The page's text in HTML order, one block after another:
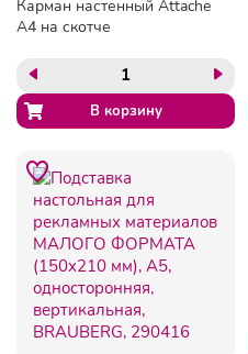
Карман настенный Attache
А4 на скотче